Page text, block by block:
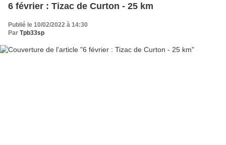
6 février : Tizac de Curton - 25 km
Publié le 10/02/2022 à 14:30
Par Tpb33sp